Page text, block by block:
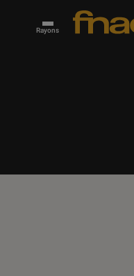
Rayons